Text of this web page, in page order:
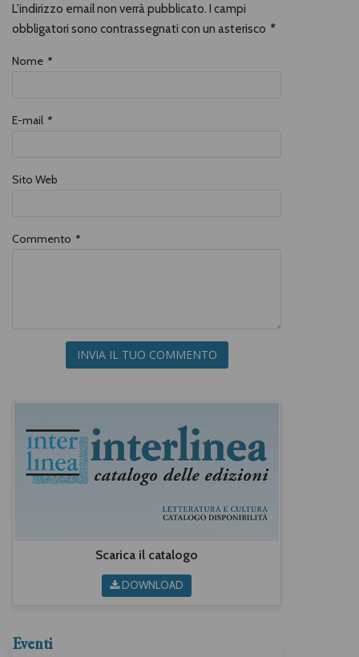
L'indirizzo email non verrà pubblicato. I campi
obbligatori sono contrassegnati con un asterisco *
Nome *
E-mail *
Sito Web
Commento *
INVIA IL TUO COMMENTO
Scarica il catalogo
DOWNLOAD
Eventi